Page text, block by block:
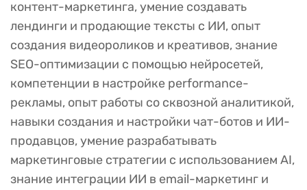
контент-маркетинга, умение создавать
лендинги и продающие тексты с ИИ, опыт
создания видеороликов и креативов, знание
SEO-оптимизации с помощью нейросетей,
компетенции в настройке performance-
рекламы, опыт работы со сквозной аналитикой,
навыки создания и настройки чат-ботов и ИИ-
продавцов, умение разрабатывать
маркетинговые стратегии с использованием AI,
знание интеграции ИИ в email-маркетинг и